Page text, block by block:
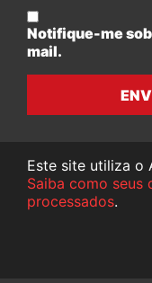
Notifique-me
mail.
Este site utiliza o
Saiba como seus
processados.